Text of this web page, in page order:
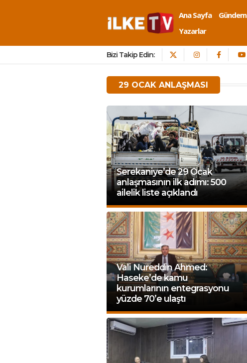
Ana Sayfa Gündem
Yazarlar
Bizi Takip Edin:
29 OCAK ANLAŞMASI
Serekaniye’de 29 Ocak
anlaşmasının ilk adımı: 500
ailelik liste açıklandı
Vali Nureddin Ahmed:
Haseke’de kamu
kurumlarının entegrasyonu
yüzde 70’e ulaştı